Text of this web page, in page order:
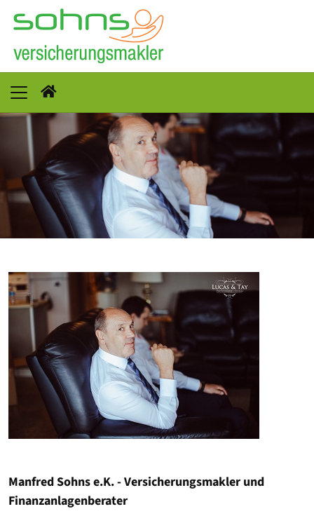
Manfred Sohns e.K. - Versicherungsmakler und
Finanzanlagenberater